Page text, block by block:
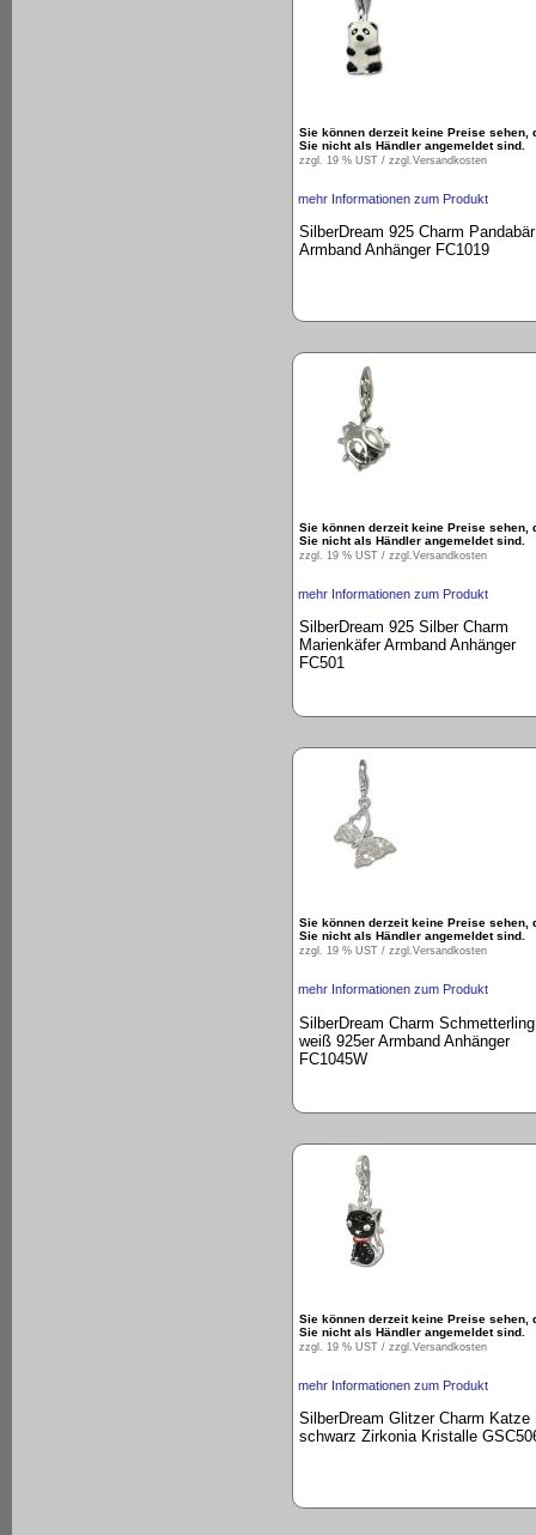
Sie können derzeit keine Preise sehen,
Sie nicht als Händler angemeldet sind.
zzgl. 19 % UST / zzgl. Versandkosten
mehr Informationen zum Produkt
SilberDream 925 Charm Pandabär
Armband Anhänger FC1019
Sie können derzeit keine Preise sehen,
Sie nicht als Händler angemeldet sind.
zzgl. 19 % UST / zzgl.Versandkosten
mehr Informationen zum Produkt
SilberDream 925 Silber Charm
Marienkäfer Armband Anhänger
FC501
Sie können derzeit keine Preise sehen,
Sie nicht als Händler angemeldet sind.
zzgl. 19 % UST / zzgl.Versandkosten
mehr Informationen zum Produkt
SilberDream Charm Schmetterling
weiß 925er Armband Anhänger
FC1045W
Sie können derzeit keine Preise sehen,
Sie nicht als Händler angemeldet sind.
zzgl. 19 % UST / zzgl. Versandkosten
mehr Informationen zum Produkt
SilberDream Glitzer Charm Katze
schwarz Zirkonia Kristalle